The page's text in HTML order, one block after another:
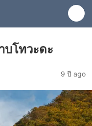
โทวะดะ
9 ปี ago